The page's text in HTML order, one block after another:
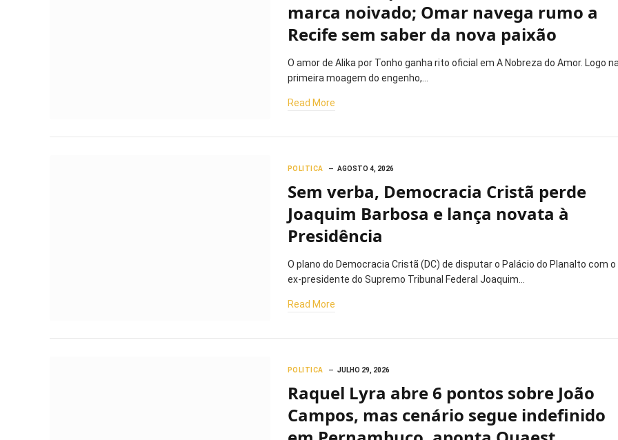
marca noivado; Omar navega rumo a
Recife sem saber da nova paixão
O amor de Alika por Tonho ganha rito oficial em A Nobreza do Amor. Logo na
primeira moagem do engenho,…
Read More
POLITICA AGOSTO 4, 2026
Sem verba, Democracia Cristã perde
Joaquim Barbosa e lança novata à
Presidência
O plano do Democracia Cristã (DC) de disputar o Palácio do Planalto com o
ex-presidente do Supremo Tribunal Federal Joaquim…
Read More
POLITICA JULHO 29, 2026
Raquel Lyra abre 6 pontos sobre João
Campos, mas cenário segue indefinido